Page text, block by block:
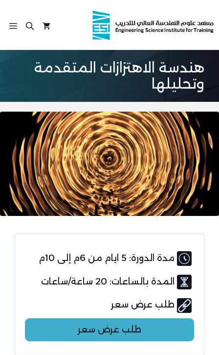
إلى
المحتوى
هندسة الاهتزازات المتقدمة
وتحليلها
مدة الدورة: 5 ايام من 6م إلى 10م
المدة بالساعات: 20 ساعة/ساعات
طلب عرض سعر
طلب عرض سعر